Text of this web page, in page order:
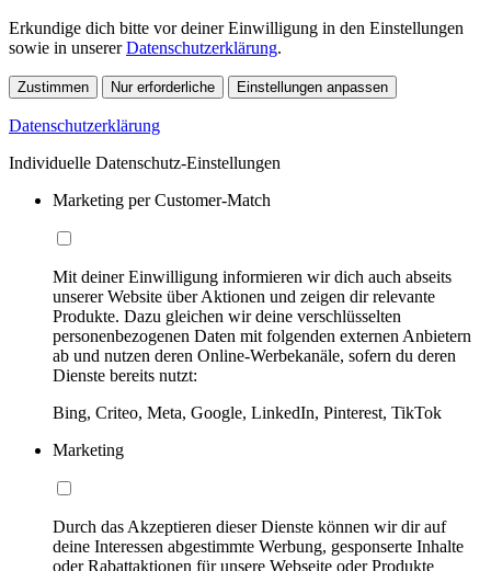
Erkundige dich bitte vor deiner Einwilligung in den Einstellungen
sowie in unsererDatenschutzerklärung.
Zustimmen Nur erforderliche Einstellungen anpassen
Datenschutzerklärung
Individuelle Datenschutz-Einstellungen
Marketing per Customer-Match
Mit deiner Einwilligung informieren wir dich auch abseits
unserer Website über Aktionen und zeigen dir relevante
Produkte. Dazu gleichen wir deine verschlüsselten
personenbezogenen Daten mit folgenden externen Anbietern
ab und nutzen deren Online-Werbekanäle, sofern du deren
Dienste bereits nutzt:
Bing, Criteo, Meta, Google, LinkedIn, Pinterest, TikTok
Marketing
Durch das Akzeptieren dieser Dienste können wir dir auf
deine Interessen abgestimmte Werbung, gesponserte Inhalte
oder Rabattaktionen für unsere Webseite oder Produkte